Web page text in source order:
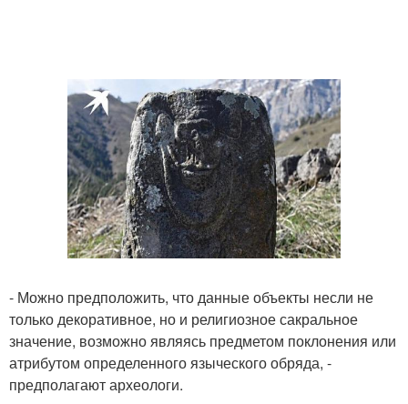
- Можно предположить, что данные объекты несли не
только декоративное, но и религиозное сакральное
значение, возможно являясь предметом поклонения или
атрибутом определенного языческого обряда, -
предполагают археологи.